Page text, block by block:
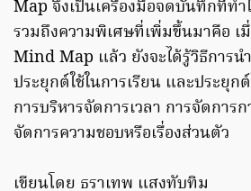
Map จึงเป็นเครื่องมือจดบันทึกที่ท
รวมถึงความพิเศษที่เพิ่มขึ้นมาคือ เ
Mind Map แล้ว ยังจะได้รู้วิธีการ
ประยุกต์ใช้ในการเรียน และประยุก
การบริหารจัดการเวลา การจัดการ
จัดการความชอบหรือเรื่องส่วนตัว
เขียนโดย ธราเทพ แสงทับทิม